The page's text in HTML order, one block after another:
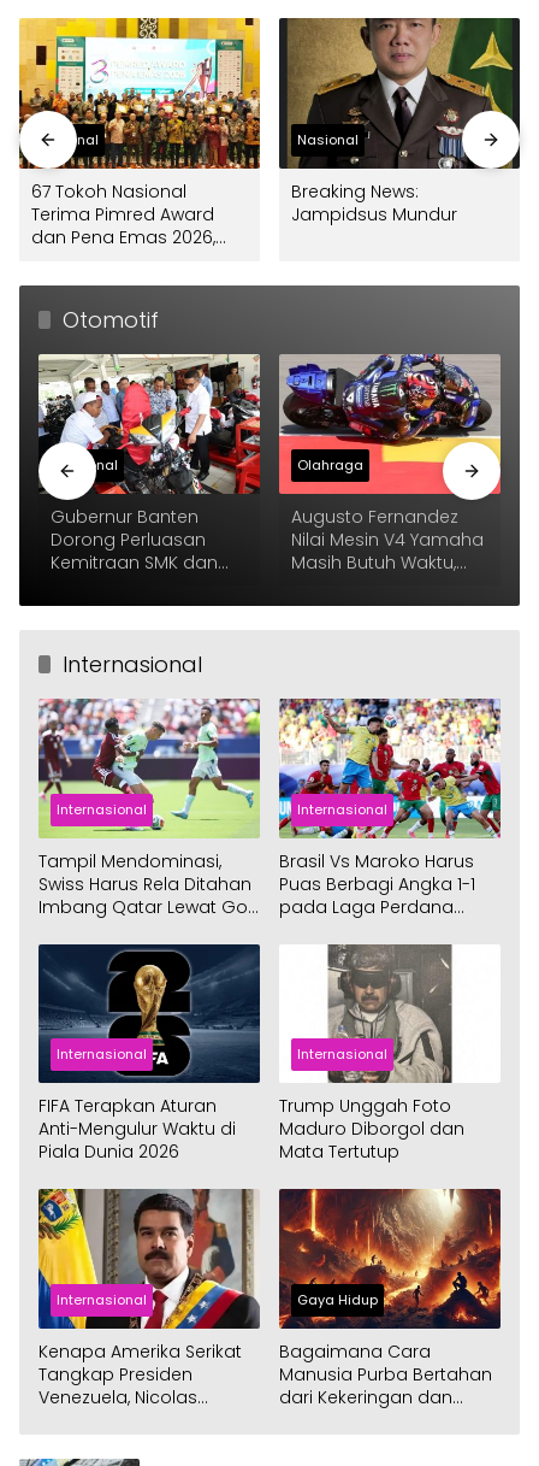
Nasional
67 Tokoh Nasional
Terima Pimred Award
dan Pena Emas 2026,
Pemimpin yang Dekat
dengan Pers
Nasional
Breaking News:
Jampidsus Mundur
Otomotif
Nasional
Gubernur Banten
Dorong Perluasan
Kemitraan SMK dan
Olahraga
Augusto Fernandez
Nilai Mesin V4 Yamaha
Masih Butuh Waktu,
Internasional
Internasional
Tampil Mendominasi,
Swiss Harus Rela Ditahan
Imbang Qatar Lewat Gol
Internasional
Brasil Vs Maroko Harus
Puas Berbagi Angka 1-1
pada Laga Perdana
Internasional
FIFA Terapkan Aturan
Anti-Mengulur Waktu di
Piala Dunia 2026
Internasional
Trump Unggah Foto
Maduro Diborgol dan
Mata Tertutup
Internasional
Kenapa Amerika Serikat
Tangkap Presiden
Venezuela, Nicolas
Gaya Hidup
Bagaimana Cara
Manusia Purba Bertahan
dari Kekeringan dan